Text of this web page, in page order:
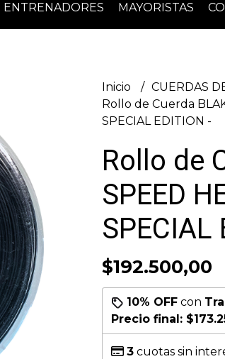
ENTRENADORES MAYORISTAS
Inicio
CUERDAS
Rollo de Cuerda
SPECIAL EDITION -
Rollo de
SPEED
SPECIAL
$192.500,00
10% OFFcon
Precio final:
3cuotas sin